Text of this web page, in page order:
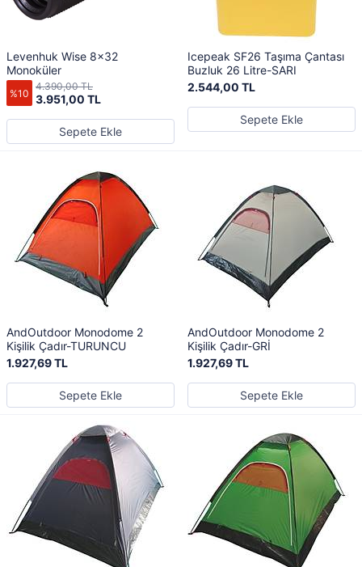
Levenhuk Wise 8x32
Monoküler
%10 3.951,00 TL
4.390,00 TL
Sepete Ekle
Icepeak SF26 Taşıma Çantası
Buzluk 26 Litre-SARI
2.544,00 TL
Sepete Ekle
AndOutdoor Monodome 2
Kişilik Çadır-TURUNCU
1.927,69 TL
Sepete Ekle
AndOutdoor Monodome 2
Kişilik Çadır-GRİ
1.927,69 TL
Sepete Ekle